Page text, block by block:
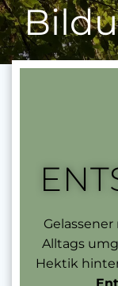
Alltags
Hektik